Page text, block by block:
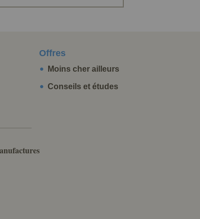
Offres
Moins cher ailleurs
Conseils et études